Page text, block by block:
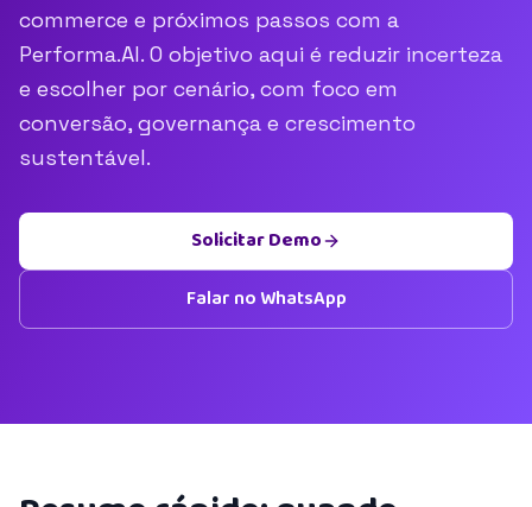
commerce e próximos passos com a
Performa.AI. O objetivo aqui é reduzir incerteza
e escolher por cenário, com foco em
conversão, governança e crescimento
sustentável.
Solicitar Demo
Falar no WhatsApp